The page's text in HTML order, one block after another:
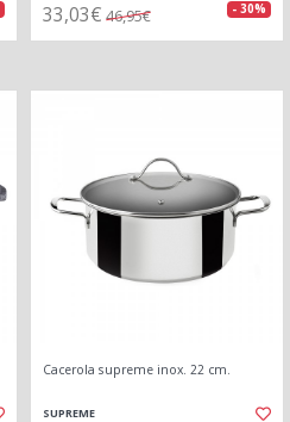
33,03€ 46,95€ - 30%
Cacerola supreme inox. 22 cm.
SUPREME